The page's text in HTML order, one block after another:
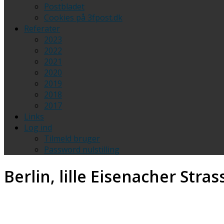
Postbladet
Cookies på 3fpost.dk
Referater
2023
2022
2021
2020
2019
2018
2017
Links
Log ind
Tilmeld bruger
Password nulstilling
Berlin, lille Eisenacher